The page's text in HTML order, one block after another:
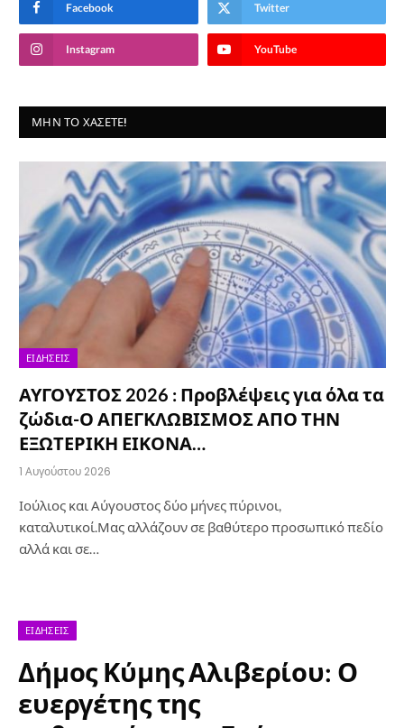
Facebook Twitter
Instagram YouTube
ΜΗΝ ΤΟ ΧΆΣΕΤΕ!
ΕΙΔΉΣΕΙΣ
ΑΥΓΟΥΣΤΟΣ 2026 : Προβλέψεις για όλα τα
ζώδια-Ο ΑΠΕΓΚΛΩΒΙΣΜΟΣ ΑΠΟ ΤΗΝ
ΕΞΩΤΕΡΙΚΗ ΕΙΚΟΝΑ…
1 Αυγούστου 2026
Ιούλιος και Αύγουστος δύο μήνες πύρινοι,
καταλυτικοί.Μας αλλάζουν σε βαθύτερο προσωπικό πεδίο
αλλά και σε…
ΕΙΔΉΣΕΙΣ
Δήμος Κύμης Αλιβερίου: Ο
ευεργέτης της